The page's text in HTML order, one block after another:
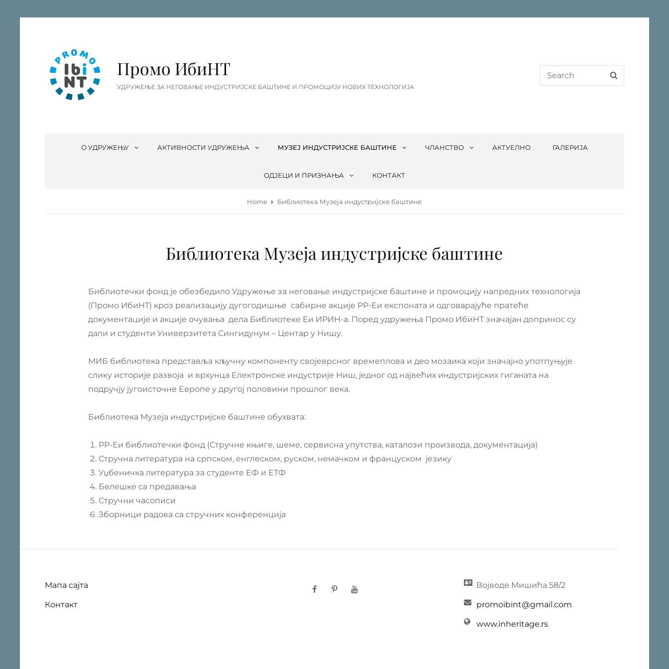
Промо ИбиНТ
УДРУЖЕЊЕ ЗА НЕГОВАЊЕ ИНДУСТРИЈСКЕ БАШТИНЕ И ПРОМОЦИЈУ НОВИХ ТЕХНОЛОГИЈА
Search
for:
О УДРУЖЕЊУ АКТИВНОСТИ УДРУЖЕЊА МУЗЕЈ ИНДУСТРИЈСКЕ БАШТИНЕ ЧЛАНСТВО АКТУЕЛНО ГАЛЕРИЈА
ОДЈЕЦИ И ПРИЗНАЊА КОНТАКТ
Home Библиотека Музеја индустријске баштине
Библиотека Музеја индустријске баштине
Библиотечки фонд је обезбедило Удружење за неговање индустријске баштине и промоцију напредних технологија
(Промо ИбиНТ) кроз реализацију дугогодишње сабирне акције РР-Еи експоната и одговарајуће пратеће
документације и акције очувања дела Библиотеке Еи ИРИН-а. Поред удружења Промо ИбиНТ значајан допринос су
дали и студенти Универзитета Сингидунум – Центар у Нишу.
МИБ библиотека представља кључну компоненту својеврсног времеплова и део мозаика који значајно употпуњује
слику историје развоја и врхунца Електронске индустрије Ниш, једног од највећих индустријских гиганата на
подручју југоисточне Европе у другој половини прошлог века.
Библиотека Музеја индустријске баштине обухвата:
РР-Еи библиотечки фонд (Стручне књиге, шеме, сервисна упутства, каталози производа, документација)
Стручна литература на српском, енглеском, руском, немачком и француском језику
Уџбеничка литература за студенте ЕФ и ЕТФ
Белешке са предавања
Стручни часописи
Зборници радова са стручних конференција
Мапа сајта
Контакт
FacebookPinterestYouTube Војводе Мишића 58/2
promoibint@gmail.com
www.inheritage.rs